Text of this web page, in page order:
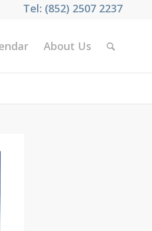
Tel: (852) 2507 2237
About Us